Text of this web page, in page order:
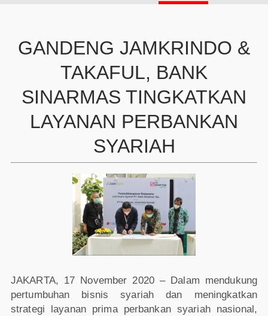
GANDENG JAMKRINDO &
TAKAFUL, BANK
SINARMAS TINGKATKAN
LAYANAN PERBANKAN
SYARIAH
JAKARTA, 17 November 2020 – Dalam mendukung
pertumbuhan bisnis syariah dan meningkatkan
strategi layanan prima perbankan syariah nasional,